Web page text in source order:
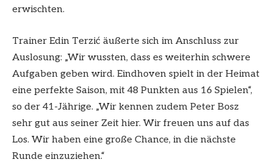
erwischten.
Trainer Edin Terzić äußerte sich im Anschluss zur
Auslosung: „Wir wussten, dass es weiterhin schwere
Aufgaben geben wird. Eindhoven spielt in der Heimat
eine perfekte Saison, mit 48 Punkten aus 16 Spielen“,
so der 41-Jährige. „Wir kennen zudem Peter Bosz
sehr gut aus seiner Zeit hier. Wir freuen uns auf das
Los. Wir haben eine große Chance, in die nächste
Runde einzuziehen.“